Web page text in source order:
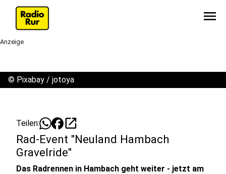
menu
Anzeige
© Pixabay / jotoya
Teilen: open_in_new
Rad-Event "Neuland Hambach
Gravelride"
Das Radrennen in Hambach geht weiter - jetzt am